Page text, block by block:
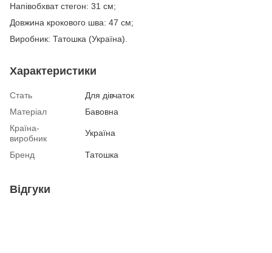
Напівобхват стегон: 31 см;
Довжина крокового шва: 47 см;
Виробник: Татошка (Україна).
Характеристики
Стать
Для дівчаток
Матеріал
Бавовна
Країна-
виробник
Україна
Бренд Татошка
Відгуки